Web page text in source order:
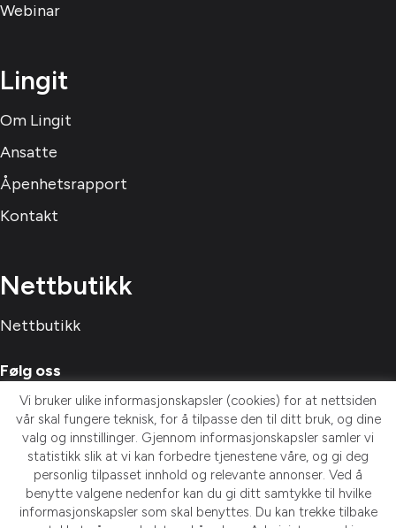
Webinar
Lingit
Om Lingit
Ansatte
Åpenhetsrapport
Kontakt
Nettbutikk
Nettbutikk
Følg oss
Meld deg på nyhetsbrev!
Vi bruker ulike informasjonskapsler (cookies) for at nettsiden
vår skal fungere teknisk, for å tilpasse den til ditt bruk, og dine
valg og innstillinger. Gjennom informasjonskapsler samler vi
statistikk slik at vi kan forbedre tjenestene våre, og gi deg
personlig tilpasset innhold og relevante annonser. Ved å
benytte valgene nedenfor kan du gi ditt samtykke til hvilke
informasjonskapsler som skal benyttes. Du kan trekke tilbake